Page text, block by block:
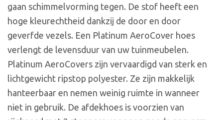
gaan schimmelvorming tegen. De stof heeft een
hoge kleurechtheid dankzij de door en door
geverfde vezels. Een Platinum AeroCover hoes
verlengt de levensduur van uw tuinmeubelen.
Platinum AeroCovers zijn vervaardigd van sterk en
lichtgewicht ripstop polyester. Ze zijn makkelijk
hanteerbaar en nemen weinig ruimte in wanneer
niet in gebruik. De afdekhoes is voorzien van